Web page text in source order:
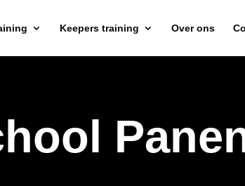
Keepers training Over ons